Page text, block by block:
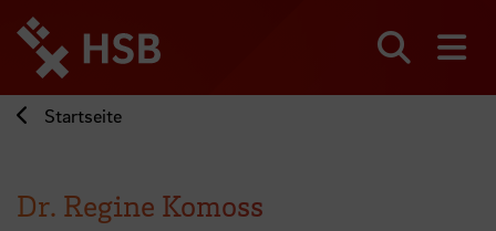
zum
Seiteninhalt
springen
Startseite
Dr. Regine Komoss